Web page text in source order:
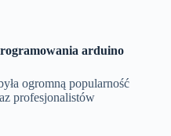
arduino
ogromną popularność
profesjonalistów